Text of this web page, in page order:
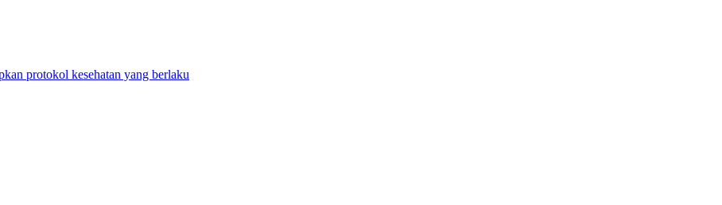
protokol kesehatan yang berlaku